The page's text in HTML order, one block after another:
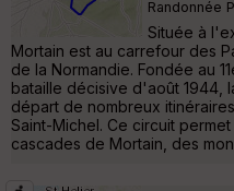
Randonnée
Située à
Mortain est au carrefour des
de la Normandie. Fondée au
bataille décisive d'août 1944,
départ de nombreux
Saint-Michel. Ce circuit
cascades de Mortain, des